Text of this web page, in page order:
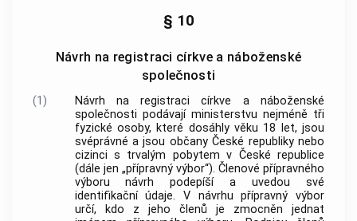
§ 10
Návrh na registraci církve a náboženské
společnosti
(1) Návrh na registracicírkve a náboženské
společnosti podávají ministerstvu nejméně tři
fyzické osoby, které dosáhly věku 18 let, jsou
svéprávné a jsou občany České republiky nebo
cizinci s trvalým pobytem v České republice
(dále jen „přípravný výbor“). Členové přípravného
výboru návrh podepíší a uvedou své
identifikační údaje. V návrhu přípravný výbor
určí, kdo z jeho členů je zmocněn jednat